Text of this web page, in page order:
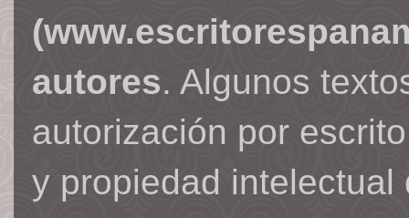
autores. Algunos
autorización por
y propiedad intelectual